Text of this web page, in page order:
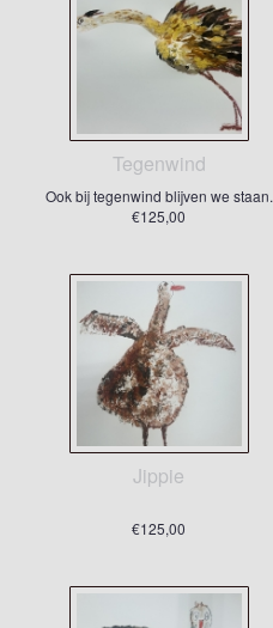
Tegenwind
Ook bij tegenwind blijven we staan.
€125,00
Jippie
€125,00